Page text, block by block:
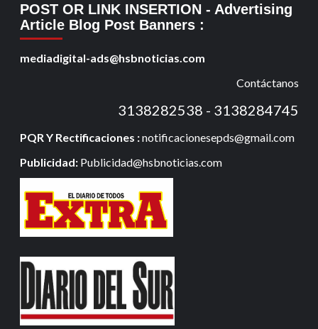
POST OR LINK INSERTION - Advertising
Article Blog Post Banners :
mediadigital-ads@hsbnoticias.com
Contáctanos
3138282538 - 3138284745
PQR Y Rectificaciones :notificacionesepds@gmail.com
Publicidad: Publicidad@hsbnoticias.com